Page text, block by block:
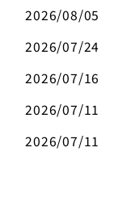
2026/08/05
2026/07/24
2026/07/16
2026/07/11
2026/07/11